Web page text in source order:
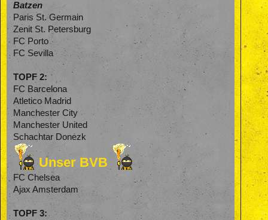
Batzen
Paris St. Germain
Zenit St. Petersburg
FC Porto
FC Sevilla
TOPF 2:
FC Barcelona
Atletico Madrid
Manchester City
Manchester United
Schachtar Donezk
Unser BVB
FC Chelsea
Ajax Amsterdam
TOPF 3: